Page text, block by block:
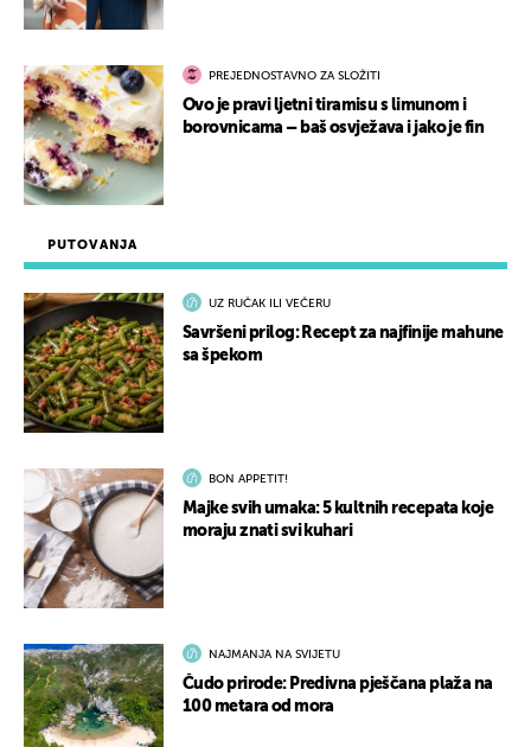
PUTOVANJA
UZ RUČAK ILI VEČERU
Savršeni prilog: Recept za najfinije mahune
sa špekom
BON APPETIT!
Majke svih umaka: 5 kultnih recepata koje
moraju znati svi kuhari
NAJMANJA NA SVIJETU
Čudo prirode: Predivna pješčana plaža na
100 metara od mora
PREJEDNOSTAVNO ZA SLOŽITI
Ovo je pravi ljetni tiramisu s limunom i
borovnicama – baš osvježava i jako je fin